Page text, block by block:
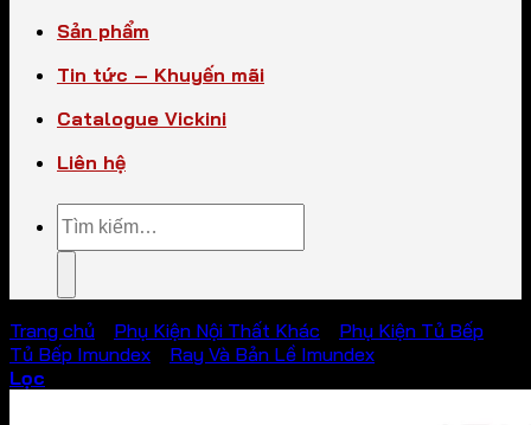
Sản phẩm
Tin tức – Khuyến mãi
Catalogue Vickini
Liên hệ
Tìm
kiếm:
Trang chủ Phụ Kiện Nội Thất Khác Phụ Kiện Tủ Bếp
Tủ Bếp Imundex
Ray Và Bản Lề Imundex
Lọc